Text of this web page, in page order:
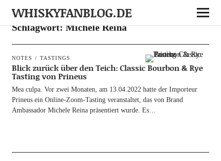
WHISKYFANBLOG.DE
Schlagwort:Michele Reina
NOTES TASTINGS
Blick zurück über den Teich: Classic Bourbon & Rye
Tasting von Prineus
Mea cul­pa. Vor zwei Mona­ten, am 13.04.2022 hat­te der Impor­teur
Pri­neus ein Online-Zoom-Tasting ver­an­stal­tet, das von Brand
Ambassa­dor Miche­le Rei­na prä­sen­tiert wur­de. Es…